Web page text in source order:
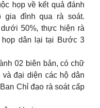
họp về kết quả đánh
đình qua rà soát.
50%, thực hiện rà
dân lại tại Bước 3
02 biên bản, có chữ
đại diện các hộ dân
Chỉ đạo rà soát cấp